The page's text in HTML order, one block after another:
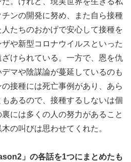
ンの開発に努め、また自ら接種
たちのおかげで安心して接種を
や新型コロナウイルスといった
けられている。一方で、恩を仇
マや陰謀論が蔓延しているのも
接種には死亡事例があり、あら
あるので、接種するしないは個
には多くの人の努力があること
の叫びは思わせてくれた。
」の各話を1つにまとめたも